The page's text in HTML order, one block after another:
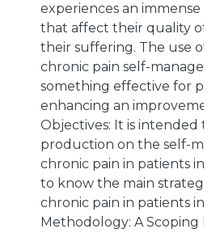
experiences an immense
that affect their quality of
their suffering. The use of
chronic pain self-
something effective for
enhancing an
Objectives: It is intended
production on the self-
chronic pain in patients in
to know the main
chronic pain in patients in
Methodology: A Scoping